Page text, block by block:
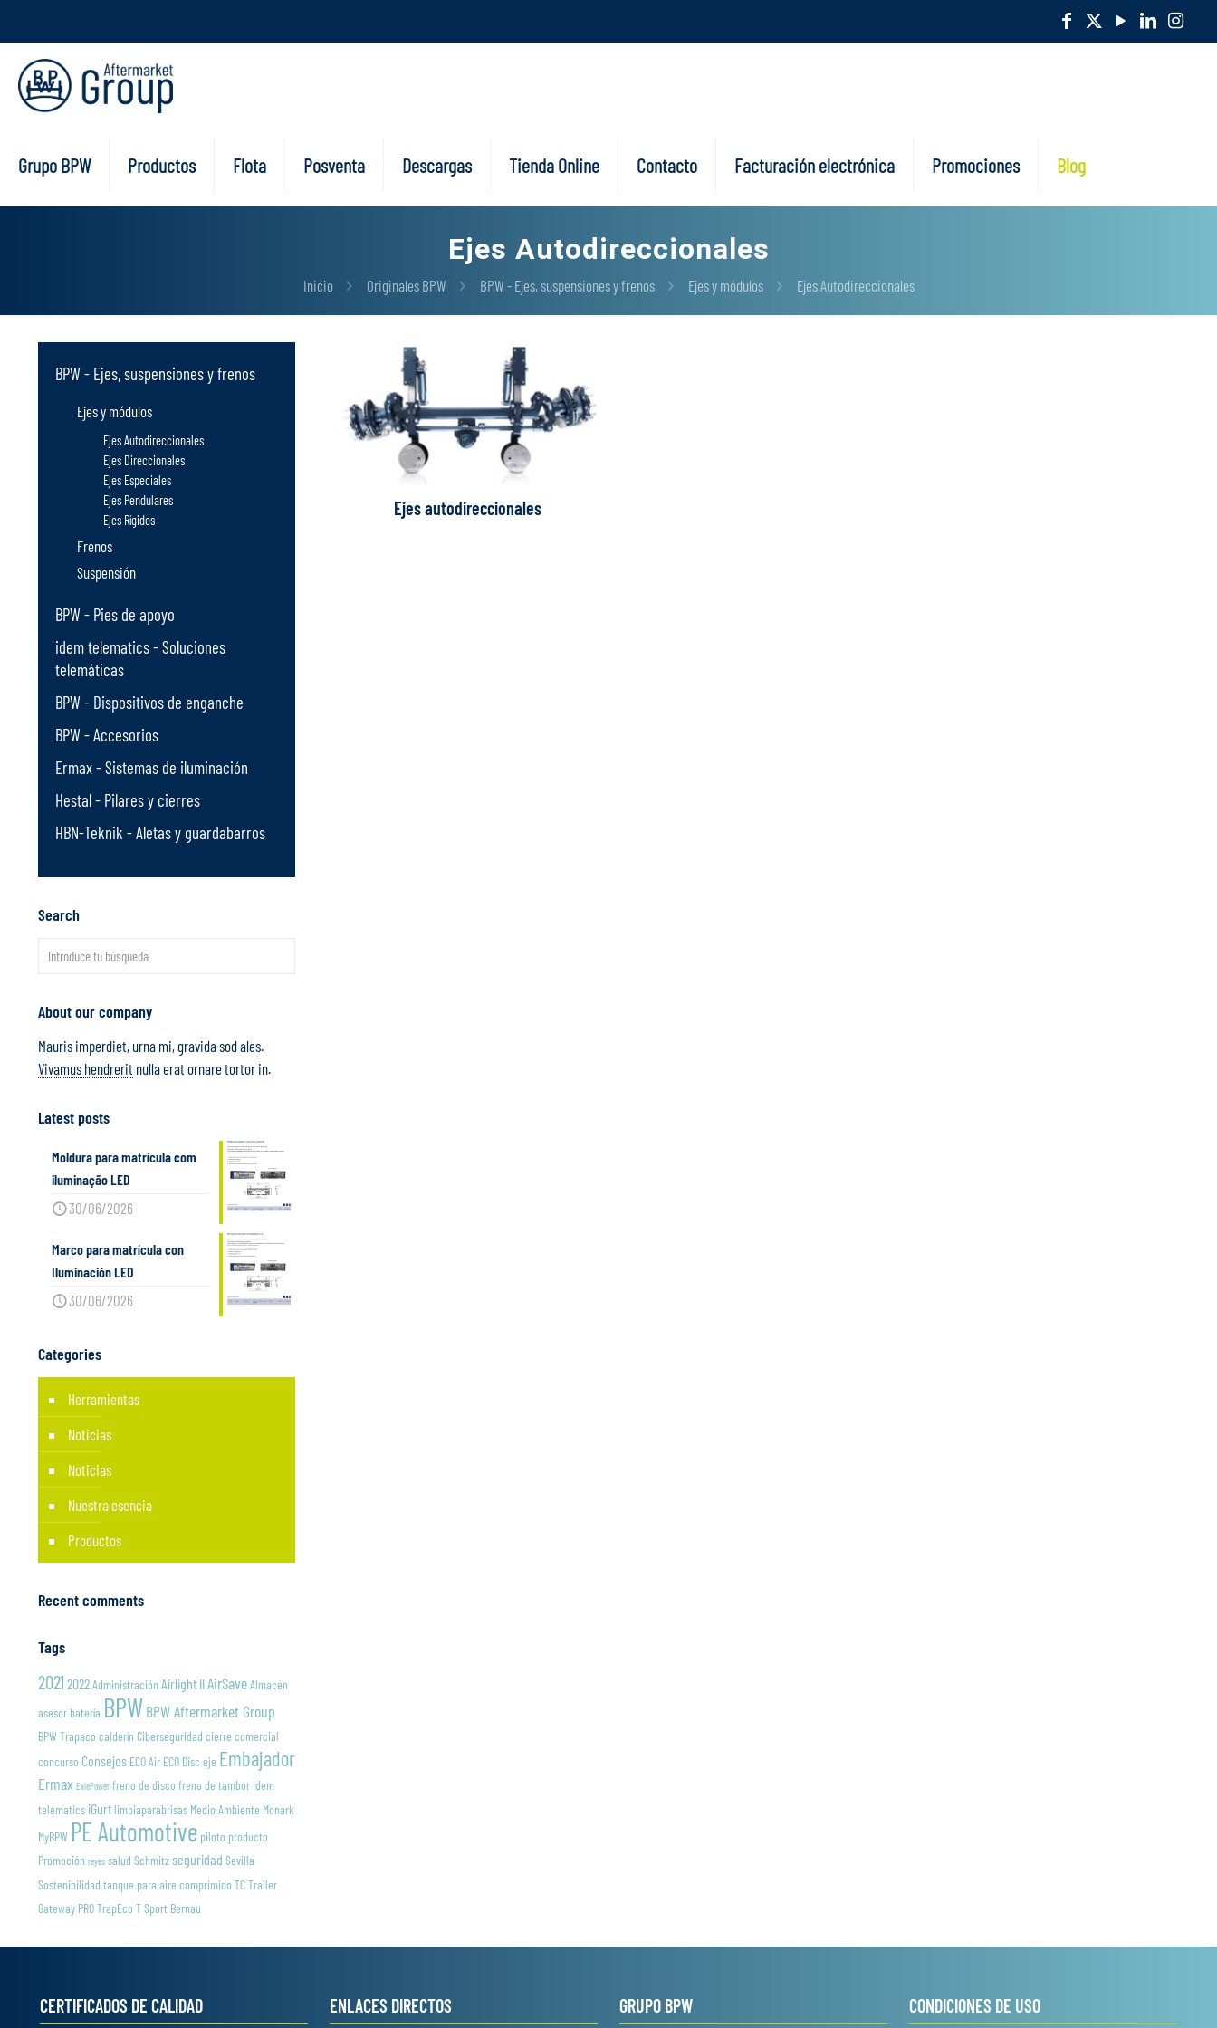
Grupo BPW Productos Flota Posventa Descargas Tienda Online Contacto Facturación electrónica Promociones Blog
Ejes Autodireccionales
Inicio Originales BPW BPW - Ejes, suspensiones y frenos Ejes y módulos Ejes Autodireccionales
Ejes autodireccionales
BPW - Ejes, suspensiones y frenos
Ejes y módulos
Ejes Autodireccionales
Ejes Direccionales
Ejes Especiales
Ejes Pendulares
Ejes Rígidos
Frenos
Suspensión
BPW - Pies de apoyo
idem telematics - Soluciones
telemáticas
BPW - Dispositivos de enganche
BPW - Accesorios
Ermax - Sistemas de iluminación
Hestal - Pilares y cierres
HBN-Teknik - Aletas y guardabarros
Search
About our company
Mauris imperdiet, urna mi, gravida sod ales.
Vivamus hendrerit nulla erat ornare tortor in.
Latest posts
Moldura para matrícula com
iluminação LED
30/06/2026
Marco para matrícula con
Iluminación LED
30/06/2026
Categories
Herramientas
Noticias
Noticias
Nuestra esencia
Productos
Recent comments
Tags
2021 2022Administración Airlight IIAirSaveAlmacén
asesor batería BPWBPW Aftermarket Group
BPW Trapaco calderín Ciberseguridad cierre comercial
concurso Consejos ECO Air ECO Disc eje Embajador
Ermax ExlePower freno de disco freno de tambor idem
telematics iGurtlimpiaparabrisas Medio Ambiente Monark
MyBPW PE Automotive piloto producto
Promoción reyes salud Schmitzseguridad Sevilla
Sostenibilidad tanque para aire comprimido TC Trailer
Gateway PROTrapEco T Sport Bernau
CERTIFICADOS DE CALIDAD ENLACES DIRECTOS GRUPO BPW CONDICIONES DE USO